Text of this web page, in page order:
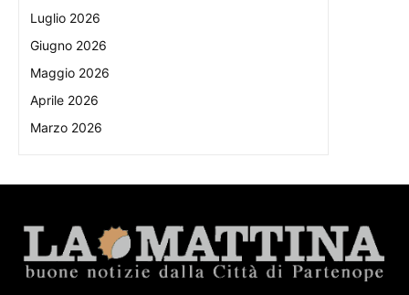
Luglio 2026
Giugno 2026
Maggio 2026
Aprile 2026
Marzo 2026